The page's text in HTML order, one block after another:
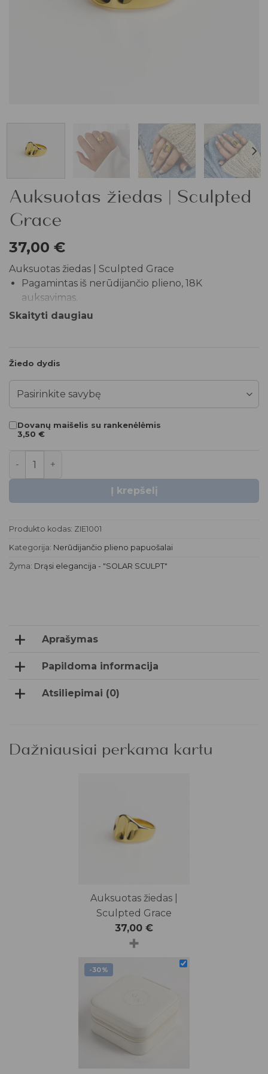
Auksuotas žiedas | Sculpted
Grace
37,00 €
Auksuotas žiedas | Sculpted Grace
Pagamintas iš nerūdijančio plieno, 18K
auksavimas.
Plačiausia vieta – 1,5cm.
Papuošalas atsparus vandeniui.
*Jeigu jūsų užsakymas užsakytas išankstiniu
būdu jo pristatymas gali užtrukti iki 3 savaičių!
Skaityti daugiau
Žiedo dydis
Dovanų maišelis su rankenėlėmis
3,50 €
produkto kiekis: Auksuotas žiedas | Sculpted Grace
Į krepšelį
Produkto kodas: ZIE1001
Kategorija: Nerūdijančio plieno papuošalai
Žyma: Drąsi elegancija - "SOLAR SCULPT"
Aprašymas
Papildoma informacija
Atsiliepimai (0)
Dažniausiai perkama kartu
Auksuotas žiedas |
Sculpted Grace
37,00 €
+
-30%